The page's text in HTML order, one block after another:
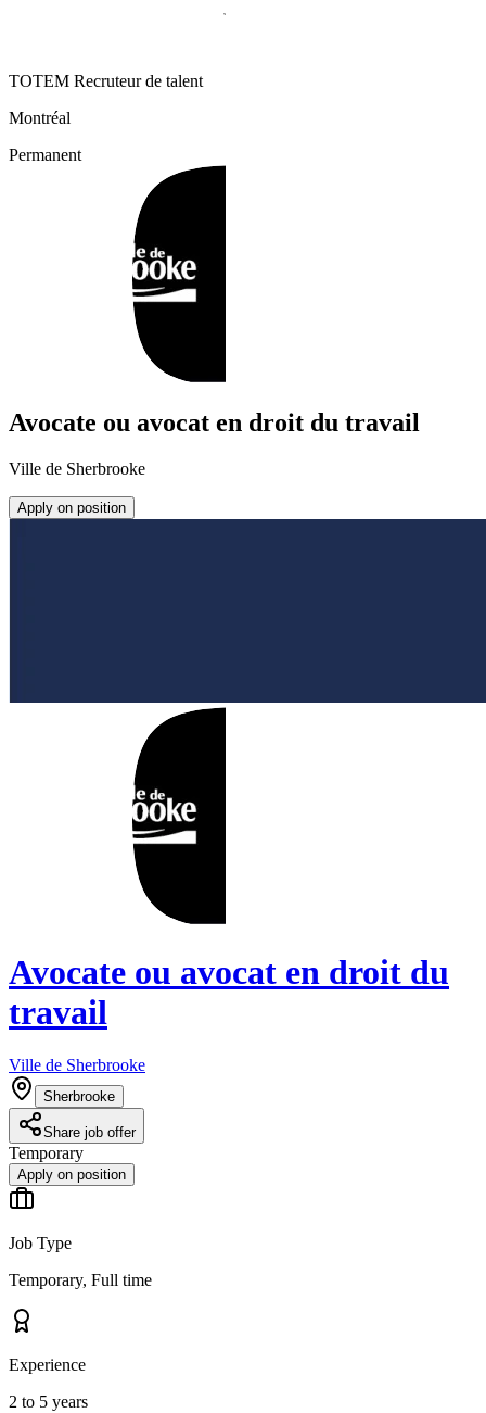
TOTEM Recruteur de talent
Montréal
Permanent
Avocate ou avocat en droit du travail
Ville de Sherbrooke
Apply on position
Avocate ou avocat en droit du
travail
Ville de Sherbrooke
Sherbrooke
Share job offer
Temporary
Apply on position
Job Type
Temporary, Full time
Experience
2 to 5 years